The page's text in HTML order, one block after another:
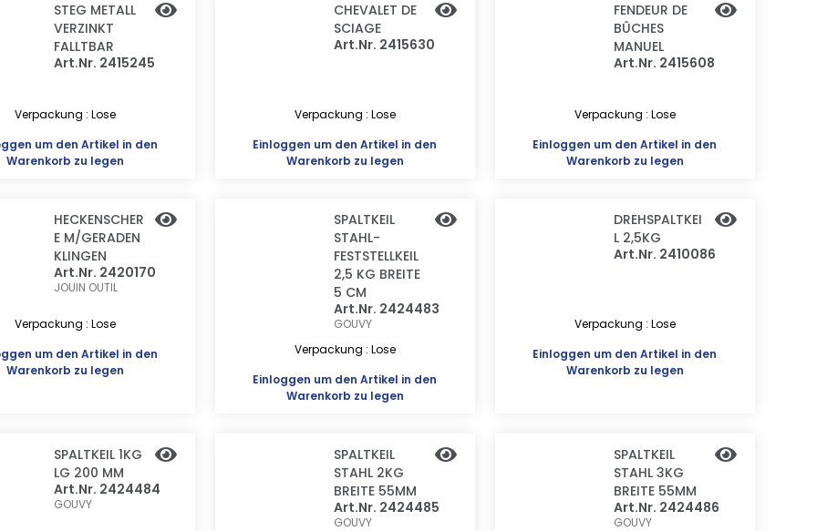
STEG METALL
VERZINKT
FALLTBAR
Art.Nr. 2415245
Verpackung : Lose
um den Artikel in den
Warenkorb zu legen
CHEVALET DE
SCIAGE
Art.Nr. 2415630
Verpackung : Lose
Einloggen um den Artikel in den
Warenkorb zu legen
FENDEUR DE
BÛCHES
MANUEL
Art.Nr. 2415608
Verpackung : Lose
Einloggen um den Artikel in den
Warenkorb zu legen
HECKENSCHER
E M/GERADEN
KLINGEN
Art.Nr. 2420170
JOUIN OUTIL
Verpackung : Lose
um den Artikel in den
Warenkorb zu legen
SPALTKEIL
STAHL-
FESTSTELLKEIL
2,5 KG BREITE
5 CM
Art.Nr. 2424483
GOUVY
Verpackung : Lose
Einloggen um den Artikel in den
Warenkorb zu legen
DREHSPALTKEI
L 2,5KG
Art.Nr. 2410086
Verpackung : Lose
Einloggen um den Artikel in den
Warenkorb zu legen
SPALTKEIL 1KG
LG 200 MM
Art.Nr. 2424484
GOUVY
SPALTKEIL
STAHL 2KG
BREITE 55MM
Art.Nr. 2424485
GOUVY
SPALTKEIL
STAHL 3KG
BREITE 55MM
Art.Nr. 2424486
GOUVY